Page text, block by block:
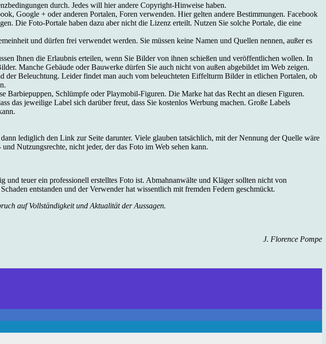
durch. Jedes will hier andere Copyright-Hinweise haben.
Google + oder anderen Portalen, Foren verwenden. Hier gelten andere Bestimmungen. Facebook
Die Foto-Portale haben dazu aber nicht die Lizenz erteilt. Nutzen Sie solche Portale, die eine
und dürfen frei verwendet werden. Sie müssen keine Namen und Quellen nennen, außer es
Ihnen die Erlaubnis erteilen, wenn Sie Bilder von ihnen schießen und veröffentlichen wollen. In
Manche Gebäude oder Bauwerke dürfen Sie auch nicht von außen abgebildet im Web zeigen.
der Beleuchtung. Leider findet man auch vom beleuchteten Eiffelturm Bilder in etlichen Portalen, ob
Schlümpfe oder Playmobil-Figuren. Die Marke hat das Recht an diesen Figuren.
das jeweilige Label sich darüber freut, dass Sie kostenlos Werbung machen. Große Labels
lediglich den Link zur Seite darunter. Viele glauben tatsächlich, mit der Nennung der Quelle wäre
Nutzungsrechte, nicht jeder, der das Foto im Web sehen kann.
teuer ein professionell erstelltes Foto ist. Abmahnanwälte und Kläger sollten nicht von
entstanden und der Verwender hat wissentlich mit fremden Federn geschmückt.
auf Vollständigkeit und Aktualität der Aussagen.
J. Florence Pompe